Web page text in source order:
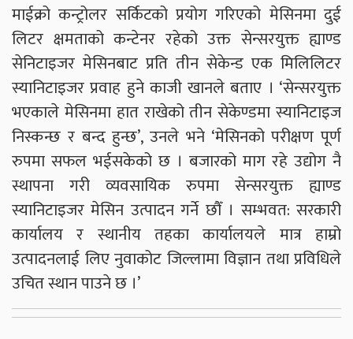
माईक्रो कन्ट्रोलर सर्किटको प्रयोग गरिएको मेसिनमा दुई
लिटर क्षमताको कन्टेनर रहेको उक्त सेन्सरयुक्त ह्याण्ड
सेनिटाइजर मेसिनबाट प्रति तीन सेकेन्ड एक मिलिलिटर
स्यानिटाइजर प्रवाह हुने काजी खानले बताए । ‘सेन्सरयुक्त
भएकाले मेसिनमा हात राखेको तीन सेकेण्डमा स्यानिटाइज
निस्कन्छ र बन्द हुन्छ’, उनले भने ‘मेसिनको परीक्षण पूर्ण
रुपमा सफल भईसकेको छ । बजारको माग रहे उद्योग नै
स्थापना गरी व्यवसायिक रुपमा सेन्सरयुक्त ह्याण्ड
स्यानिटाइजर मेसिन उत्पादन गर्ने छौँ । सम्भवत: सरकारी
कार्यालय र स्थानीय तहका कार्यालयले मात्र हाम्रो
उत्पादनलाई लिए नुवाकोट जिल्लामा विज्ञान तथा प्रविधिले
उचित स्थान पाउने छ ।’